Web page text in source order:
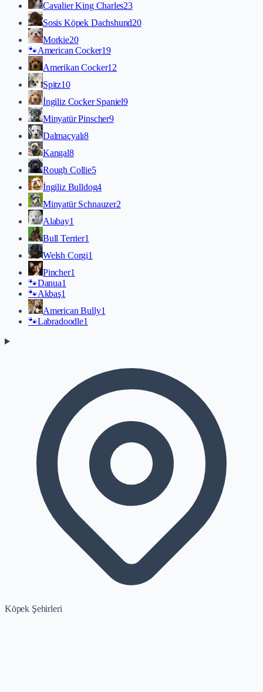
Cavalier King Charles23
Sosis Köpek Dachshund20
Morkie20
🐾American Cocker19
Amerikan Cocker12
Spitz10
İngiliz Cocker Spaniel9
Minyatür Pinscher9
Dalmaçyalı8
Kangal8
Rough Collie5
İngiliz Bulldog4
Minyatür Schnauzer2
Alabay1
Bull Terrier1
Welsh Corgi1
Pincher1
🐾Danua1
🐾Akbaş1
American Bully1
🐾Labradoodle1
Köpek Şehirleri